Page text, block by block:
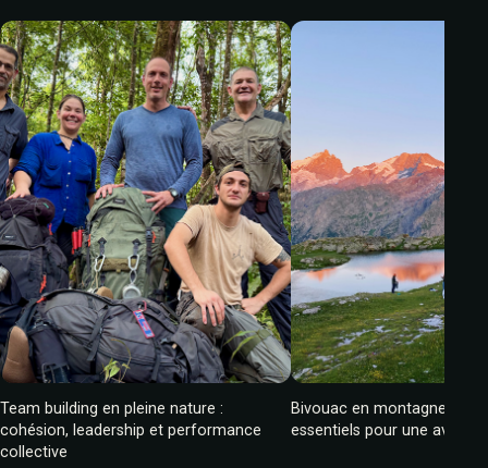
Team building en pleine nature :
cohésion, leadership et performance
collective
Bivouac en montagne :
essentiels pour une